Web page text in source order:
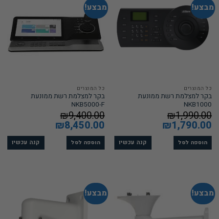
מבצע!
כל המוצרים
בקר למצלמת רשת ממונעת
NKB1000
₪1,990.00
המחיר
המקורי
היה:
₪1,990.00.
₪1,790.00 המחיר
הנוכחי
₪1,790.00. הוספה לסל קנה עכשיו
מבצע!
כל המוצרים
בקר למצלמת רשת ממונעת
NKB5000-F
₪9,400.00
המחיר
המקורי
היה:
₪9,400.00.
₪8,450.00 המחיר
הנוכחי
₪8,450.00. הוספה לסל קנה עכשיו
מבצע! מבצע!